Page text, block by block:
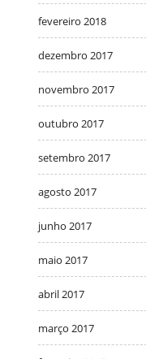
fevereiro 2018
dezembro 2017
novembro 2017
outubro 2017
setembro 2017
agosto 2017
junho 2017
maio 2017
abril 2017
março 2017